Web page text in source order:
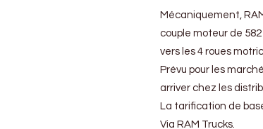
Mécaniquement,
couple moteur de
vers les 4 roues
Prévu pour les
arriver chez les
La tarification de
Via RAM Trucks.